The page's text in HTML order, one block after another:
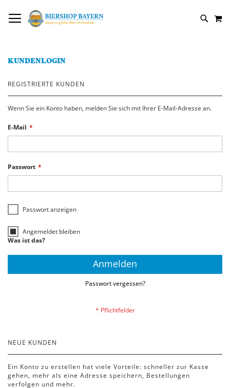
ZUM
INHALT
KUNDENLOGIN
REGISTRIERTE KUNDEN
Wenn Sie ein Konto haben, melden Sie sich mit Ihrer E-Mail-Adresse an.
E-Mail
Passwort
Passwort anzeigen
Angemeldet bleiben
Was ist das?
Anmelden
Passwort vergessen?
NEUE KUNDEN
Ein Konto zu erstellen hat viele Vorteile: schneller zur Kasse
gehen, mehr als eine Adresse speichern, Bestellungen
verfolgen und mehr.